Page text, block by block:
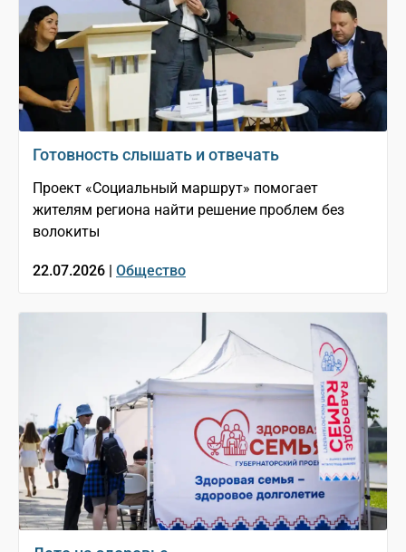
Готовность слышать и отвечать
Проект «Социальный маршрут» помогает
жителям региона найти решение проблем без
волокиты
22.07.2026 | Общество